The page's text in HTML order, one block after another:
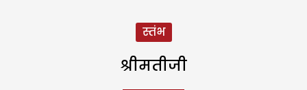
स्तंभ
श्रीमतीजी